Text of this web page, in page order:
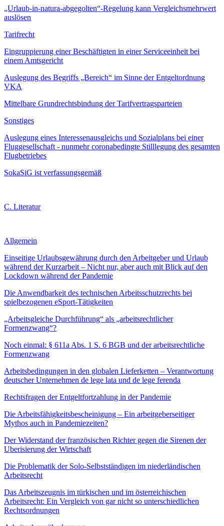
„Urlaub-in-natura-abgegolten“-Regelung kann Vergleichsmehrwert
auslösen
Tarifrecht
Eingruppierung einer Beschäftigten in einer Serviceeinheit bei
einem Amtsgericht
Auslegung des Begriffs „Bereich“ im Sinne der Entgeltordnung
VKA
Mittelbare Grundrechtsbindung der Tarifvertragsparteien
Sonstiges
Auslegung eines Interessenausgleichs und Sozialplans bei einer
Fluggesellschaft - nunmehr coronabedingte Stilllegung des gesamten
Flugbetriebes
SokaSiG ist verfassungsgemäß
C. Literatur
Allgemein
Einseitige Urlaubsgewährung durch den Arbeitgeber und Urlaub
während der Kurzarbeit – Nicht nur, aber auch mit Blick auf den
Lockdown während der Pandemie
Die Anwendbarkeit des technischen Arbeitsschutzrechts bei
spielbezogenen eSport-Tätigkeiten
„Arbeitsgleiche Durchführung“ als „arbeitsrechtlicher
Formenzwang“?
Noch einmal: § 611a Abs. 1 S. 6 BGB und der arbeitsrechtliche
Formenzwang
Arbeitsbedingungen in den globalen Lieferketten – Verantwortung
deutscher Unternehmen de lege lata und de lege ferenda
Rechtsfragen der Entgeltfortzahlung in der Pandemie
Die Arbeitsfähigkeitsbescheinigung – Ein arbeitgeberseitiger
Mythos auch in Pandemiezeiten?
Der Widerstand der französischen Richter gegen die Sirenen der
Uberisierung der Wirtschaft
Die Problematik der Solo-Selbstständigen im niederländischen
Arbeitsrecht
Das Arbeitszeugnis im türkischen und im österreichischen
Arbeitsrecht: Ein Vergleich von gar nicht so unterschiedlichen
Rechtsordnungen